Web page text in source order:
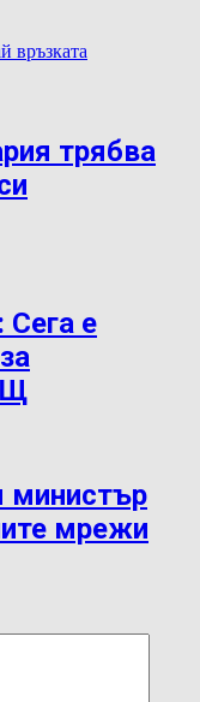
връзката
трябва
Сега е
министър
мрежи